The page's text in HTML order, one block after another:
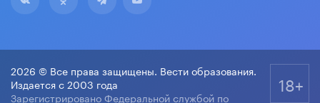
2026 © Все права защищены. Вести образования.
Издается с 2003 года
Зарегистрировано Федеральной службой по
18+